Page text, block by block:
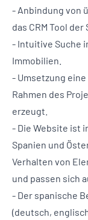
- Anbindung von
das CRM Tool der
- Intuitive Suche
Immobilien.
- Umsetzung
Rahmen des
erzeugt.
- Die Website ist
Spanien und
Verhalten von
und passen sich
- Der spanische
(deutsch,